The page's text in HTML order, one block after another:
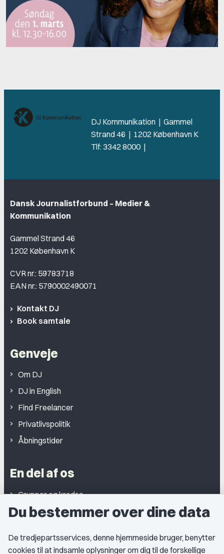
DJ Kommunikation | Gammel
Strand 46 | 1202 København K
Tlf: 3342 8000 |
Dansk Journalistforbund – Medier &
Kommunikation
Gammel Strand 46
1202 København K
CVR nr.: 59783718
EAN nr.: 5790002490071
Kontakt DJ
Book samtale
Genveje
Om DJ
DJ in English
Find Freelancer
Privatlivspolitik
Åbningstider
En del af os
Grupper og kredse
Studentergrupper
Du bestemmer over dine data
De tredjepartsservices, denne hjemmeside bruger, benytter
cookies til at indsamle oplysninger om dig til de forskellige